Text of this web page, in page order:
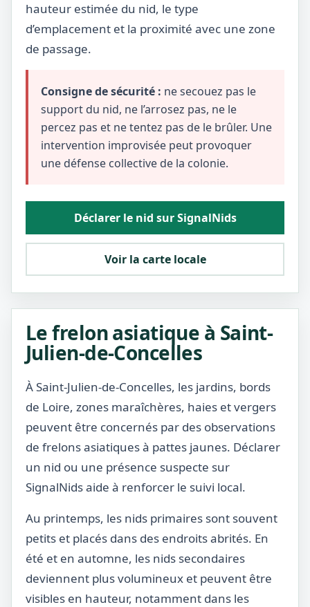
hauteur estimée du nid, le type
d’emplacement et la proximité avec une zone
de passage.
Consigne de sécurité : ne secouez pas le
support du nid, ne l’arrosez pas, ne le
percez pas et ne tentez pas de le brûler. Une
intervention improvisée peut provoquer
une défense collective de la colonie.
Déclarer le nid sur SignalNids
Voir la carte locale
Le frelon asiatique à Saint-
Julien-de-Concelles
À Saint-Julien-de-Concelles, les jardins, bords
de Loire, zones maraîchères, haies et vergers
peuvent être concernés par des observations
de frelons asiatiques à pattes jaunes. Déclarer
un nid ou une présence suspecte sur
SignalNids aide à renforcer le suivi local.
Au printemps, les nids primaires sont souvent
petits et placés dans des endroits abrités. En
été et en automne, les nids secondaires
deviennent plus volumineux et peuvent être
visibles en hauteur, notamment dans les